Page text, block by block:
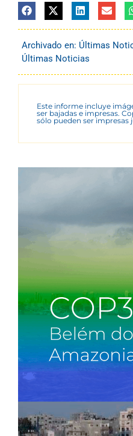
Archivado en: Últimas
Últimas Noticias
Este informe incluye
ser bajadas e impresas.
sólo pueden ser